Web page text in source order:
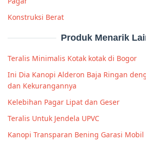
Konstruksi Berat
Produk Menarik
Teralis Minimalis Kotak kotak di Bogor
Ini Dia Kanopi Alderon Baja Ringan
dan Kekurangannya
Kelebihan Pagar Lipat dan Geser
Teralis Untuk Jendela UPVC
Kanopi Transparan Bening Garasi